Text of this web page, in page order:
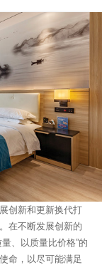
创新和更新换代打
在不断发展创新的
、以质量比价格”的
命，以尽可能满足